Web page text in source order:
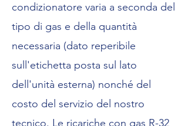
condizionatore varia a seconda del
tipo di gas e della quantità
necessaria (dato reperibile
sull'etichetta posta sul lato
dell'unità esterna) nonché del
costo del servizio del nostro
tecnico. Le ricariche con gas R-32